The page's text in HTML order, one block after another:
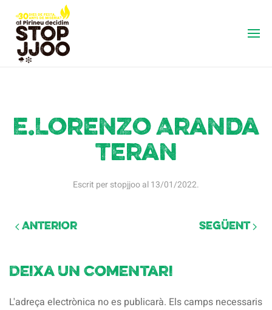
E.Lorenzo Aranda
Teran
Escrit perstopjjooal13/01/2022.
Anterior Següent
Deixa un comentari
L'adreça electrònica no es publicarà. Els camps necessaris